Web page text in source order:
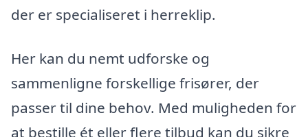
der er specialiseret i herreklip.
Her kan du nemt udforske og
sammenligne forskellige frisører, der
passer til dine behov. Med muligheden for
at bestille ét eller flere tilbud kan du sikre